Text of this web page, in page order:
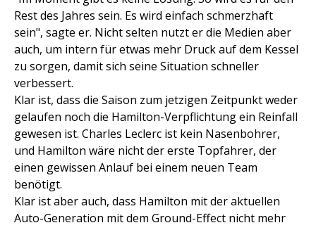
Rest des Jahres sein. Es wird einfach schmerzhaft
sein", sagte er. Nicht selten nutzt er die Medien aber
auch, um intern für etwas mehr Druck auf dem Kessel
zu sorgen, damit sich seine Situation schneller
verbessert.
Klar ist, dass die Saison zum jetzigen Zeitpunkt weder
gelaufen noch die Hamilton-Verpflichtung ein Reinfall
gewesen ist. Charles Leclerc ist kein Nasenbohrer,
und Hamilton wäre nicht der erste Topfahrer, der
einen gewissen Anlauf bei einem neuen Team
benötigt.
Klar ist aber auch, dass Hamilton mit der aktuellen
Auto-Generation mit dem Ground-Effect nicht mehr